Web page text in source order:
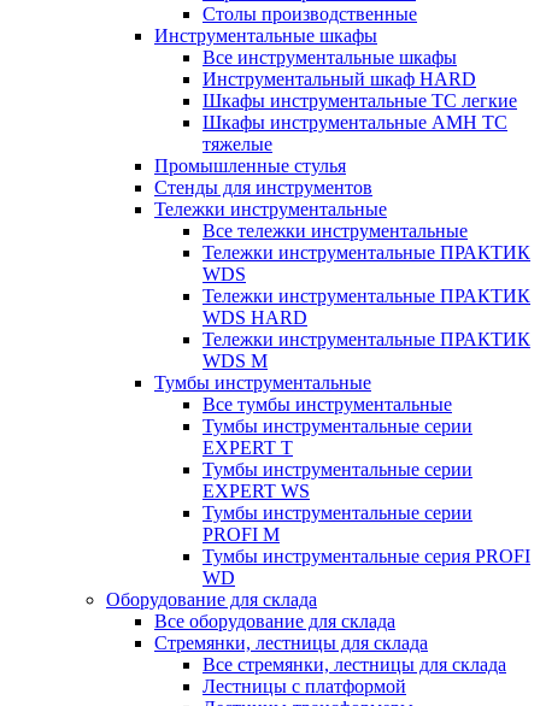
Столы производственные
Инструментальные шкафы
Все инструментальные шкафы
Инструментальный шкаф HARD
Шкафы инструментальные ТС легкие
Шкафы инструментальные AMH TC
тяжелые
Промышленные стулья
Стенды для инструментов
Тележки инструментальные
Все тележки инструментальные
Тележки инструментальные ПРАКТИК
WDS
Тележки инструментальные ПРАКТИК
WDS HARD
Тележки инструментальные ПРАКТИК
WDS M
Тумбы инструментальные
Все тумбы инструментальные
Тумбы инструментальные серии
EXPERT T
Тумбы инструментальные серии
EXPERT WS
Тумбы инструментальные серии
PROFI M
Тумбы инструментальные серия PROFI
WD
Оборудование для склада
Все оборудование для склада
Стремянки, лестницы для склада
Все стремянки, лестницы для склада
Лестницы с платформой